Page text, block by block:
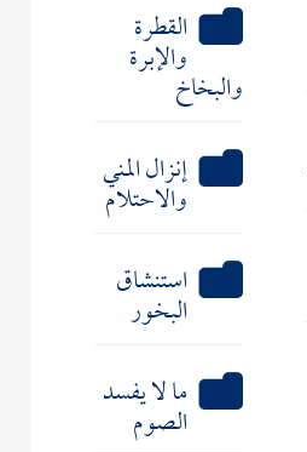
القطرة
والإبرة
والبخاخ
إنزال المني
والاحتلام
استنشاق
البخور
ما لا يفسد
الصوم